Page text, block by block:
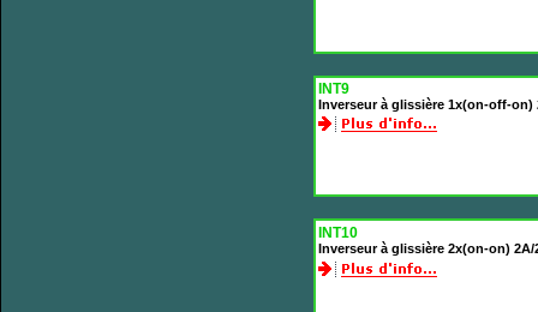
INT9
Inverseur à glissière 1x(on-off-on)
INT10
Inverseur à glissière 2x(on-on) 2A/